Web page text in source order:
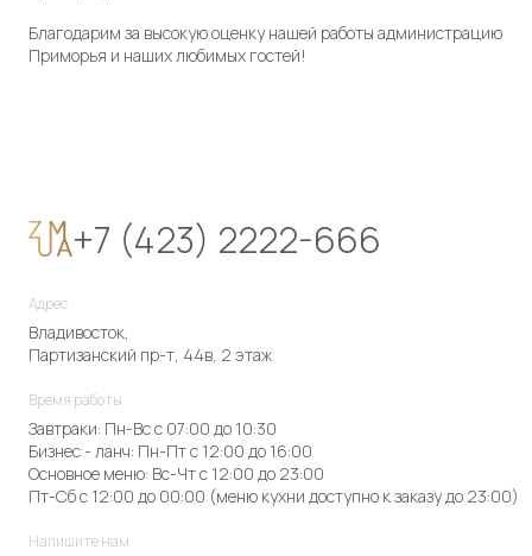
Благодарим за высокую оценку нашей работы администрацию
Приморья и наших любимых гостей!
+7 (423) 2222-666
Адрес
Владивосток,
Партизанский пр-т, 44в, 2 этаж
Время работы
Завтраки: Пн-Вс с 07:00 до 10:30
Бизнес - ланч: Пн-Пт с 12:00 до 16:00
Основное меню: Вс-Чт с 12:00 до 23:00
Пт-Сб с 12:00 до 00:00 (меню кухни доступно к заказу до 23:00)
Напишите нам